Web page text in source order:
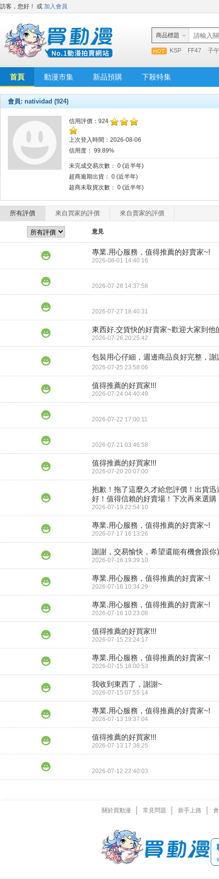
訪客，您好！ 或 加入會員
商品標題
KSP FF47 子
首頁 動漫市集 新品預購 下殺特集
會員: natividad (924)
信用評價：924
上次登入時間：2026-08-06
信用度： 99.89%
未完成交易次數： 0 (近半年)
超商逾期出貨： 0 (近半年)
超商未取貨次數： 0 (近半年)
所有評價 來自買家的評價 來自賣家的評價
意見
專業.用心服務，值得推薦的好賣家~!
2026-08-01 14:40:16
2026-07-28 14:37:58
2026-07-27 18:40:31
東西好.交貨快的好賣家~歡迎大家到他
2026-07-26 20:25:42
包裝用心仔細，週邊商品良好完整，
2026-07-25 23:58:06
值得推薦的好買家!!!
2026-07-24 04:40:49
2026-07-22 17:00:11
2026-07-21 03:46:58
值得推薦的好買家!!!
2026-07-20 20:07:00
抱歉！拖了這麼久才給您評價！出貨迅
好！值得信賴的好賣場！下次再來選購
2026-07-19 22:54:10
專業.用心服務，值得推薦的好賣家~!
2026-07-17 16:13:26
謝謝，交易愉快，希望還能有機會跟你
2026-07-16 19:39:10
專業.用心服務，值得推薦的好賣家~!
2026-07-16 10:34:29
專業.用心服務，值得推薦的好賣家~!
2026-07-16 10:23:08
值得推薦的好買家!!!
2026-07-15 23:24:17
專業.用心服務，值得推薦的好賣家~!
2026-07-15 18:00:53
我收到東西了，謝謝~
2026-07-15 07:55:14
專業.用心服務，值得推薦的好賣家~!
2026-07-13 19:37:04
值得推薦的好買家!!!
2026-07-13 17:38:25
2026-07-12 22:40:03
關於買動漫 常見問題 新手上路